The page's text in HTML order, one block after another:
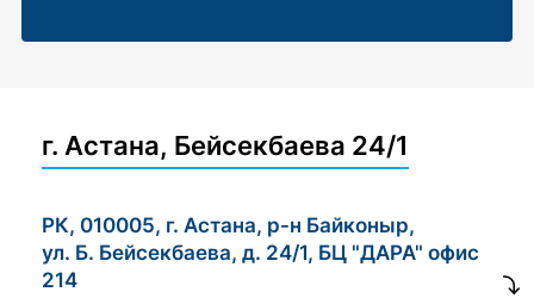
г. Астана, Бейсекбаева 24/1
РК, 010005, г. Астана, р-н Байконыр,
ул. Б. Бейсекбаева, д. 24/1, БЦ "ДАРА" офис
214